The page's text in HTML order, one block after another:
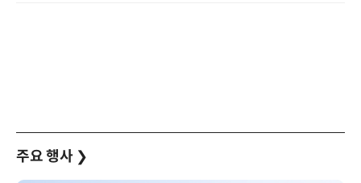
주요 행사 ❯